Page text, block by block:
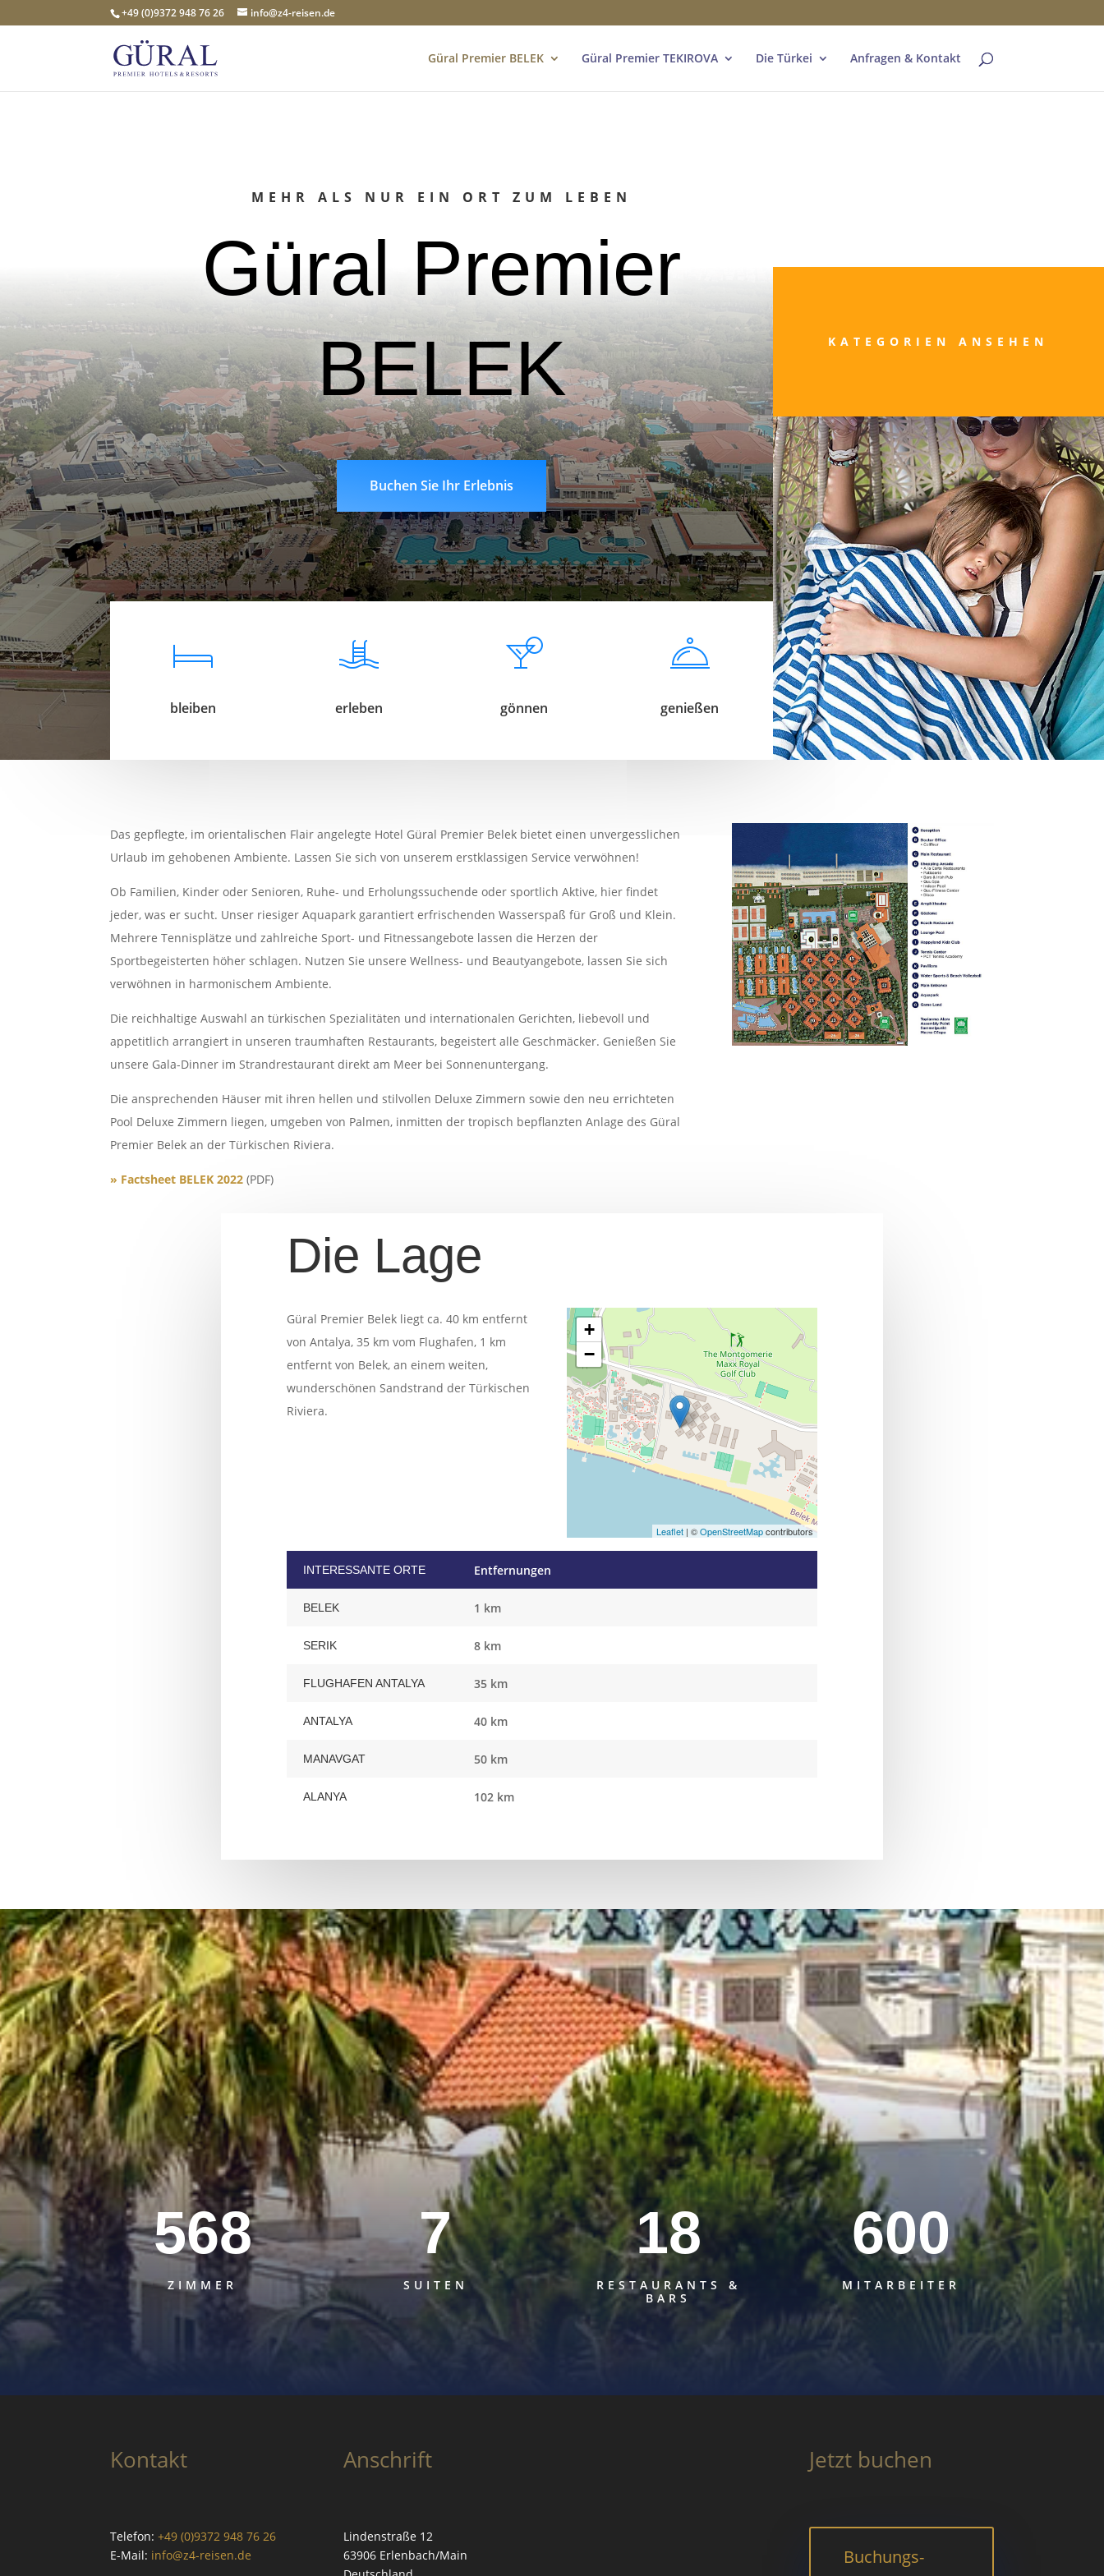
+49 (0)9372 948 76 26 info@z4-reisen.de
Güral Premier BELEK Güral Premier TEKIROVA Die Türkei Anfragen & Kontakt
MEHR ALS NUR EIN ORT ZUM LEBEN
Güral Premier
BELEK
Buchen Sie Ihr Erlebnis
bleiben erleben gönnen genießen
KATEGORIEN ANSEHEN
Das gepflegte, im orientalischen Flair angelegte Hotel Güral Premier Belek bietet einen unvergesslichen
Urlaub im gehobenen Ambiente. Lassen Sie sich von unserem erstklassigen Service verwöhnen!
Ob Familien, Kinder oder Senioren, Ruhe- und Erholungssuchende oder sportlich Aktive, hier findet
jeder, was er sucht. Unser riesiger Aquapark garantiert erfrischenden Wasserspaß für Groß und Klein.
Mehrere Tennisplätze und zahlreiche Sport- und Fitnessangebote lassen die Herzen der
Sportbegeisterten höher schlagen. Nutzen Sie unsere Wellness- und Beautyangebote, lassen Sie sich
verwöhnen in harmonischem Ambiente.
Die reichhaltige Auswahl an türkischen Spezialitäten und internationalen Gerichten, liebevoll und
appetitlich arrangiert in unseren traumhaften Restaurants, begeistert alle Geschmäcker. Genießen Sie
unsere Gala-Dinner im Strandrestaurant direkt am Meer bei Sonnenuntergang.
Die ansprechenden Häuser mit ihren hellen und stilvollen Deluxe Zimmern sowie den neu errichteten
Pool Deluxe Zimmern liegen, umgeben von Palmen, inmitten der tropisch bepflanzten Anlage des Güral
Premier Belek an der Türkischen Riviera.
» Factsheet BELEK 2022 (PDF)
Die Lage
Güral Premier Belek liegt ca. 40 km entfernt
von Antalya, 35 km vom Flughafen, 1 km
entfernt von Belek, an einem weiten,
wunderschönen Sandstrand der Türkischen
Riviera.
+
−
Leaflet| ©OpenStreetMapcontributors
INTERESSANTE ORTE Entfernungen
BELEK 1 km
SERIK 8 km
FLUGHAFEN ANTALYA 35 km
ANTALYA 40 km
MANAVGAT 50 km
ALANYA 102 km
568
ZIMMER
7
SUITEN
18
RESTAURANTS &
BARS
600
MITARBEITER
Kontakt
Telefon:+49 (0)9372 948 76 26
E-Mail: info@z4-reisen.de
Anschrift
Lindenstraße 12
63906 Erlenbach/Main
Jetzt buchen
Buchungs­